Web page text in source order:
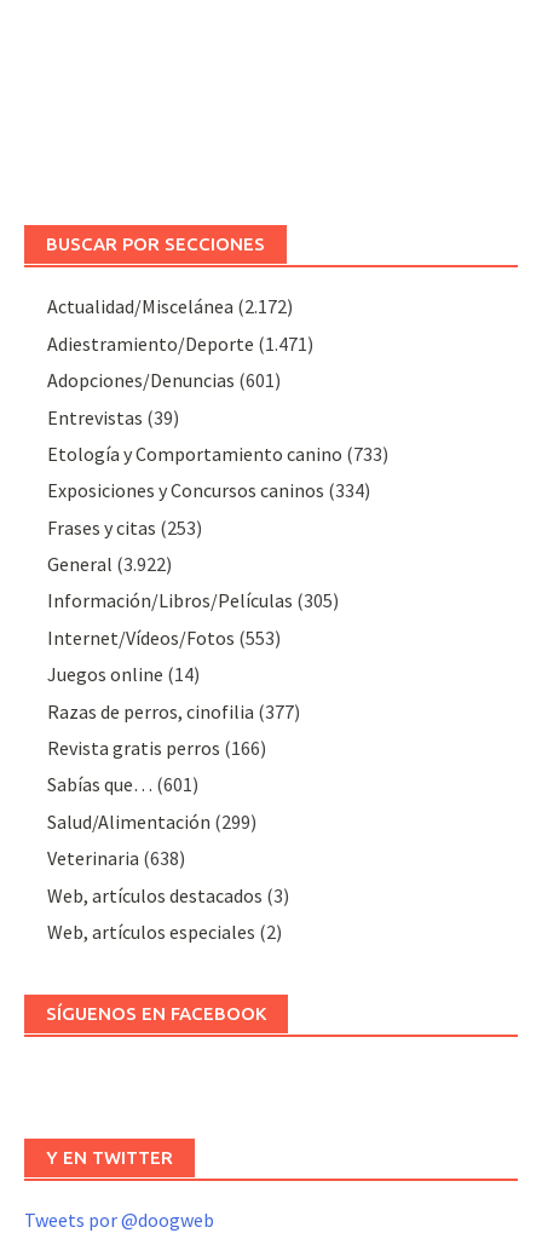
BUSCAR POR SECCIONES
Actualidad/Miscelánea (2.172)
Adiestramiento/Deporte (1.471)
Adopciones/Denuncias (601)
Entrevistas (39)
Etología y Comportamiento canino (733)
Exposiciones y Concursos caninos (334)
Frases y citas (253)
General (3.922)
Información/Libros/Películas (305)
Internet/Vídeos/Fotos (553)
Juegos online (14)
Razas de perros, cinofilia (377)
Revista gratis perros (166)
Sabías que… (601)
Salud/Alimentación (299)
Veterinaria (638)
Web, artículos destacados (3)
Web, artículos especiales (2)
SÍGUENOS EN FACEBOOK
Y EN TWITTER
Tweets por @doogweb